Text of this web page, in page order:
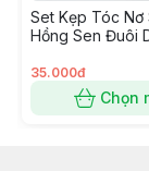
Set Kẹp Tóc Nơ
Hồng Sen Đuôi
35.000đ
Chọn